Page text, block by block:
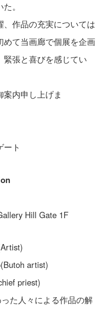
。
作品の充実については
て当画廊で個展を企画
緊張と喜びを感じてい
内申し上げま
ト
Hill Gate 1F
artist)
priest)
た人々による作品の解